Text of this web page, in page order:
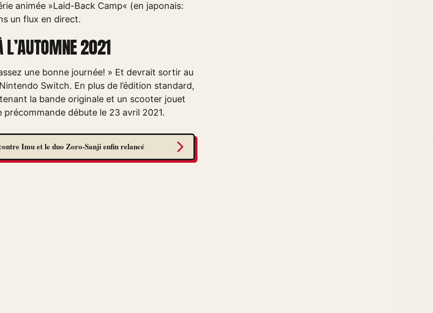
animée »Laid-Back Camp« (en japonais:
un flux en direct.
L’AUTOMNE 2021
une bonne journée! » Et devrait sortir au
Switch. En plus de l’édition standard,
la bande originale et un scooter jouet
débute le 23 avril 2021.
Imu et le duo Zoro-Sanji enfin relancé